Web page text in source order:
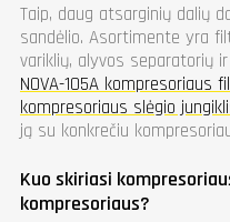
Taip, daug atsarginių dalių
sandėlio. Asortimente yra
variklių, alyvos separatorių
NOVA-105A kompresoriaus
kompresoriaus slėgio
ją su konkrečiu
Kuo skiriasi
kompresoriaus?